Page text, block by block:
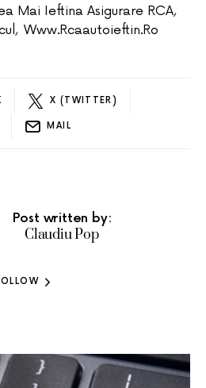
Mai Ieftina Asigurare RCA,
, Www.rcaautoieftin.ro
X (TWITTER)
MAIL
Post written by:
Claudiu Pop